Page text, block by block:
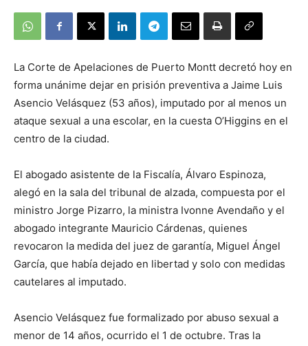
La Corte de Apelaciones de Puerto Montt decretó hoy en
forma unánime dejar en prisión preventiva a Jaime Luis
Asencio Velásquez (53 años), imputado por al menos un
ataque sexual a una escolar, en la cuesta O’Higgins en el
centro de la ciudad.
El abogado asistente de la Fiscalía, Álvaro Espinoza,
alegó en la sala del tribunal de alzada, compuesta por el
ministro Jorge Pizarro, la ministra Ivonne Avendaño y el
abogado integrante Mauricio Cárdenas, quienes
revocaron la medida del juez de garantía, Miguel Ángel
García, que había dejado en libertad y solo con medidas
cautelares al imputado.
Asencio Velásquez fue formalizado por abuso sexual a
menor de 14 años, ocurrido el 1 de octubre. Tras la